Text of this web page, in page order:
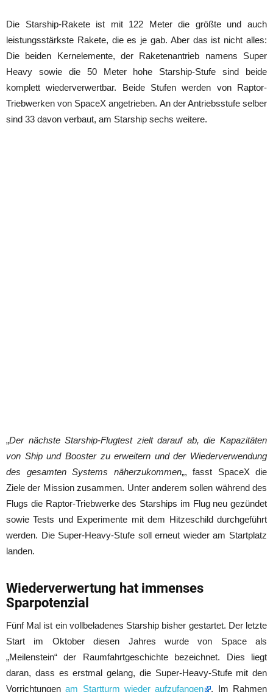
Die Starship-Rakete ist mit 122 Meter die größte und auch
leistungsstärkste Rakete, die es je gab. Aber das ist nicht alles:
Die beiden Kernelemente, der Raketenantrieb namens Super
Heavy sowie die 50 Meter hohe Starship-Stufe sind beide
komplett wiederverwertbar. Beide Stufen werden von Raptor-
Triebwerken von SpaceX angetrieben. An der Antriebsstufe selber
sind 33 davon verbaut, am Starship sechs weitere.
„Der nächste Starship-Flugtest zielt darauf ab, die Kapazitäten
von Ship und Booster zu erweitern und der Wiederverwendung
des gesamten Systems näherzukommen„, fasst SpaceX die
Ziele der Mission zusammen. Unter anderem sollen während des
Flugs die Raptor-Triebwerke des Starships im Flug neu gezündet
sowie Tests und Experimente mit dem Hitzeschild durchgeführt
werden. Die Super-Heavy-Stufe soll erneut wieder am Startplatz
landen.
Wiederverwertung hat immenses
Sparpotenzial
Fünf Mal ist ein vollbeladenes Starship bisher gestartet. Der letzte
Start im Oktober diesen Jahres wurde von Space als
„Meilenstein“ der Raumfahrtgeschichte bezeichnet. Dies liegt
daran, dass es erstmal gelang, die Super-Heavy-Stufe mit den
Vorrichtungenam Startturm wieder aufzufangen . Im Rahmen